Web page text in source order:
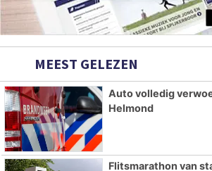
MEEST GELEZEN
Auto volledig
Helmond
Flitsmarathon van